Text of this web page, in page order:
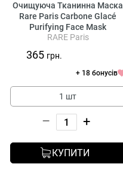
Очищуюча Тканинна Маска
Rare Paris Carbone Glacé
Purifying Face Mask
RARE Paris
365 грн.
+ 18 бонусів
1 шт
– +
КУПИТИ